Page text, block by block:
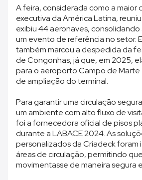
A feira, considerada como a maior
executiva da América Latina, reuniu
exibiu 44 aeronaves,
um evento de referência no setor.
também marcou a despedida da
de Congonhas, já que, em 2025,
para o aeroporto Campo de Marte
de ampliação do terminal.
Para garantir uma circulação
um ambiente com alto fluxo de
foi a fornecedora oficial de pisos
durante a LABACE 2024. As
personalizados da Criadeck foram
áreas de circulação, permitindo
movimentasse de maneira segura